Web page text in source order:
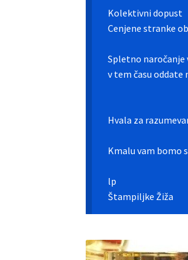
Kolektivni dopust
Cenjene stranke
Spletno naročanje
v tem času oddate
Hvala za
Kmalu vam bomo
lp
Štampiljke Žiža